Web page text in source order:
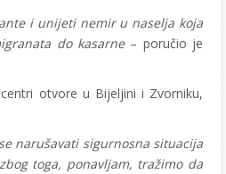
i unijeti nemir u naselja koja
do kasarne – poručio je
otvore u Bijeljini i Zvorniku,
narušavati sigurnosna situacija
toga, ponavljam, tražimo da